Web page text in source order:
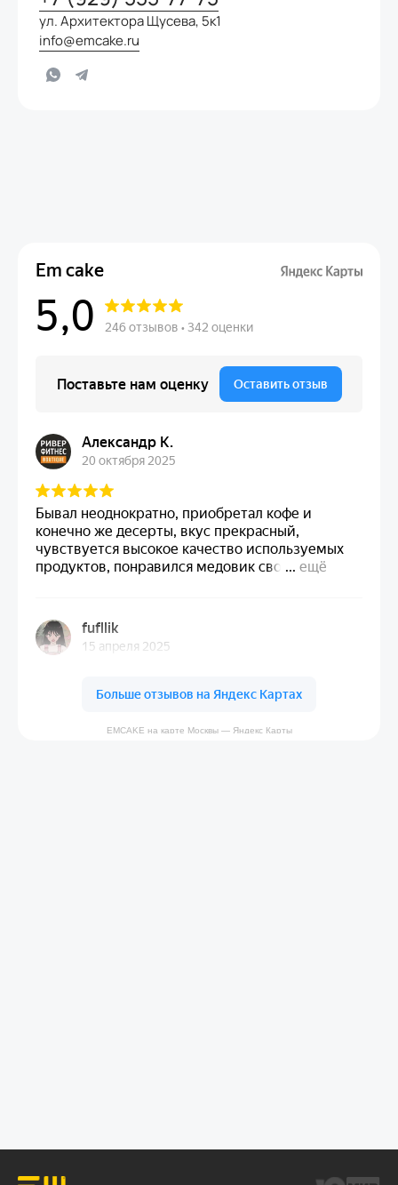
EMCAKE на карте Москвы — Яндекс Карты
ул. Архитектора Щусева, 5к1
info@emcake.ru